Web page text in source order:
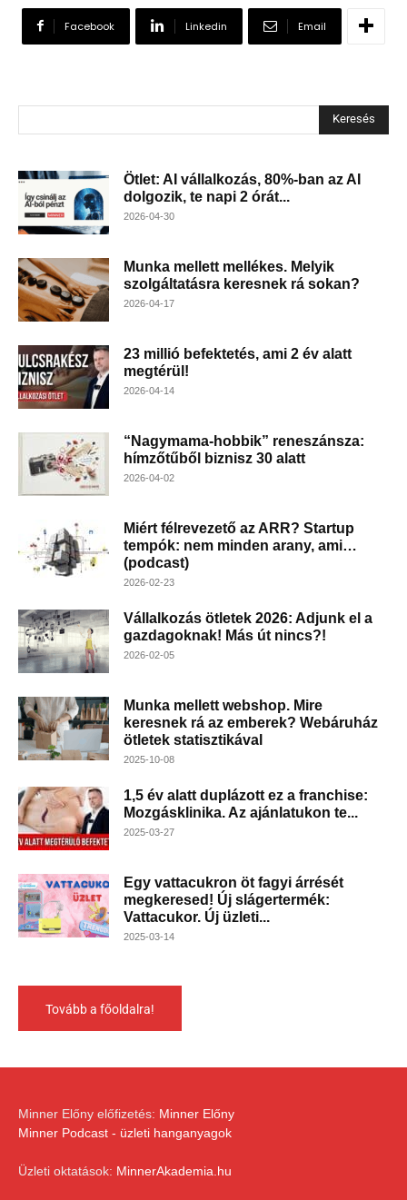
Facebook Linkedin Email
Keresés
Ötlet: AI vállalkozás, 80%-ban az AI
dolgozik, te napi 2 órát...
2026-04-30
Munka mellett mellékes. Melyik
szolgáltatásra keresnek rá sokan?
2026-04-17
23 millió befektetés, ami 2 év alatt
megtérül!
2026-04-14
“Nagymama-hobbik” reneszánsza:
hímzőtűből biznisz 30 alatt
2026-04-02
Miért félrevezető az ARR? Startup
tempók: nem minden arany, ami…
(podcast)
2026-02-23
Vállalkozás ötletek 2026: Adjunk el a
gazdagoknak! Más út nincs?!
2026-02-05
Munka mellett webshop. Mire
keresnek rá az emberek? Webáruház
ötletek statisztikával
2025-10-08
1,5 év alatt duplázott ez a franchise:
Mozgásklinika. Az ajánlatukon te...
2025-03-27
Egy vattacukron öt fagyi árrését
megkeresed! Új slágertermék:
Vattacukor. Új üzleti...
2025-03-14
Tovább a főoldalra!
Minner Előny előfizetés: Minner Előny
Minner Podcast - üzleti hanganyagok
Üzleti oktatások: MinnerAkademia.hu